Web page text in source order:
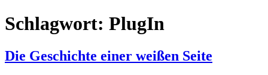
Schlagwort: PlugIn
Die Geschichte einer weißen Seite